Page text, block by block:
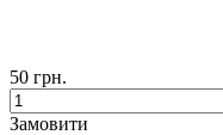
50 грн.
Замовити